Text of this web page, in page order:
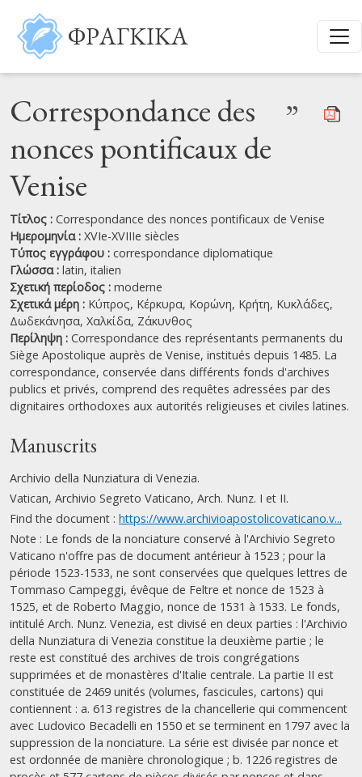
Παράκαμψη προς το κυρίως περιεχόμενο
ΦΡΑΓΚΙΚΑ
Correspondance des
nonces pontificaux de
Venise
”
Τίτλος : Correspondance des nonces pontificaux de Venise
Ημερομηνία : XVIe-XVIIIe siècles
Τύπος εγγράφου : correspondance diplomatique
Γλώσσα : latin, italien
Σχετική περίοδος : moderne
Σχετικά μέρη : Κύπρος, Κέρκυρα, Κορώνη, Κρήτη, Κυκλάδες,
Δωδεκάνησα, Χαλκίδα, Ζάκυνθος
Περίληψη : Correspondance des représentants permanents du
Siège Apostolique auprès de Venise, institués depuis 1485. La
correspondance, conservée dans différents fonds d'archives
publics et privés, comprend des requêtes adressées par des
dignitaires orthodoxes aux autorités religieuses et civiles latines.
Manuscrits
Archivio della Nunziatura di Venezia.
Vatican, Archivio Segreto Vaticano, Arch. Nunz. I et II.
Find the document : https://www.archivioapostolicovaticano.v...
Note : Le fonds de la nonciature conservé à l'Archivio Segreto
Vaticano n'offre pas de document antérieur à 1523 ; pour la
période 1523-1533, ne sont conservées que quelques lettres de
Tommaso Campeggi, évêque de Feltre et nonce de 1523 à
1525, et de Roberto Maggio, nonce de 1531 à 1533. Le fonds,
intitulé Arch. Nunz. Venezia, est divisé en deux parties : l'Archivio
della Nunziatura di Venezia constitue la deuxième partie ; le
reste est constitué des archives de trois congrégations
supprimées et de monastères d'Italie centrale. La partie II est
constituée de 2469 unités (volumes, fascicules, cartons) qui
contiennent : a. 613 registres de la chancellerie qui commencent
avec Ludovico Becadelli en 1550 et se terminent en 1797 avec la
suppression de la nonciature. La série est divisée par nonce et
est ordonnée de manière chronologique ; b. 1226 registres de